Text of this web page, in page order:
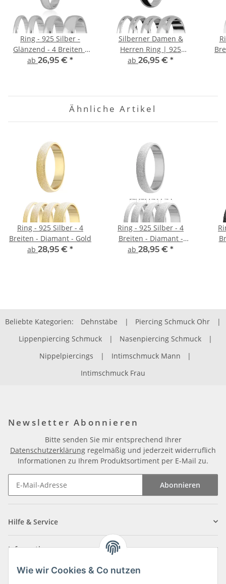
Wie wir Cookies & Co nutzen
Ring - 925 Silber -
Glänzend - 4 Breiten -
Silber
ab 26,95 € *
Silberner Damen &
Herren Ring | 925
Sterling Silber | Schmal
ab 26,95 € *
Ähnliche Artikel
Ring - 925 Silber - 4
Breiten - Diamant - Gold
ab 28,95 € *
Ring - 925 Silber - 4
Breiten - Diamant -
Silber
ab 28,95 € *
Beliebte Kategorien: Dehnstäbe | Piercing Schmuck Ohr
|
Lippenpiercing Schmuck
| Nasenpiercing Schmuck
|
Nippelpiercings
| Intimschmuck Mann
|
Intimschmuck Frau
Newsletter Abonnieren
Bitte senden Sie mir entsprechend Ihrer
Datenschutzerklärung regelmäßig und jederzeit widerruflich
Informationen zu Ihrem Produktsortiment per E-Mail zu.
Abonnieren
Hilfe & Service
Informationen
Zahlungsarten